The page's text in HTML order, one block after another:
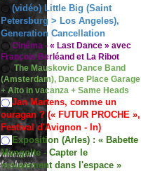
(vidéo) Little Big (Saint
Petersburg > Los Angeles),
Generation Cancellation
◯ Cinéma - « Last Dance » avec
François Berléand et La Ribot
◯ The Mauskovic Dance Band
(Amsterdam), Dance Place Garage
+ Alto in vacanza + Same Heads
◯ Jan Martens, comme un
ouragan ? (« FUTUR PROCHE »,
Festival d'Avignon - In)
◯ Exposition (Arles) : « Babette
Mangolte - Capter le
mouvement dans l'espace »